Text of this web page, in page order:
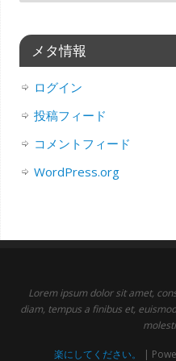
メタ情報
ログイン
投稿フィード
コメントフィード
WordPress.org
Lorem ipsum dolor sit amet,
diam, tempus a finibus et,
楽にしてください。 |